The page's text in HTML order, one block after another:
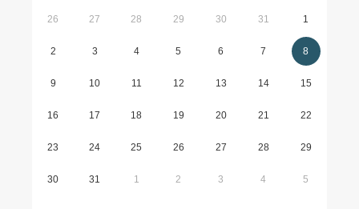
26 27 28 29 30 31 1
2 3 4 5 6 7 8
9 10 11 12 13 14 15
16 17 18 19 20 21 22
23 24 25 26 27 28 29
30 31 1 2 3 4 5